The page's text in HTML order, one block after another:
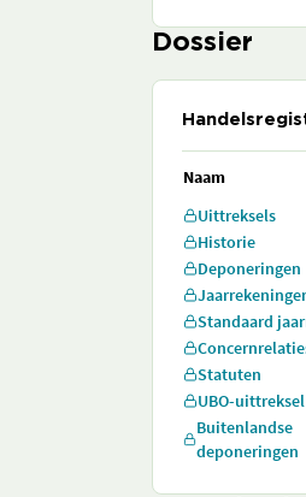
Dossier
Naam
Uittreksels
Historie
Deponeringen
Standaard
Statuten
UBO-uittreksel
Buitenlandse
deponeringen